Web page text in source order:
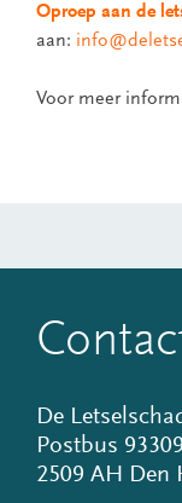
Oproep aan de
aan:
Voor meer
De
Postbus 93309
2509 AH Den